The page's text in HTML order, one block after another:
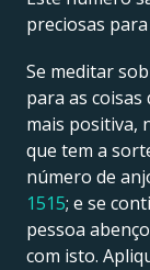
preciosas
Se meditar
para as coisas
mais positiva,
que tem a
número de
1515; e se
pessoa
com isto.